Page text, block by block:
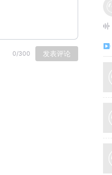
0/300 发表评论